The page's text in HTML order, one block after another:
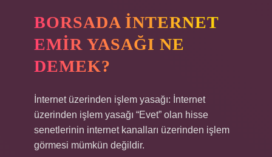
BORSADA INTERNET
EMIR YASAĞI NE
DEMEK?
İnternet üzerinden işlem yasağı: İnternet
üzerinden işlem yasağı “Evet” olan hisse
senetlerinin internet kanalları üzerinden işlem
görmesi mümkün değildir.